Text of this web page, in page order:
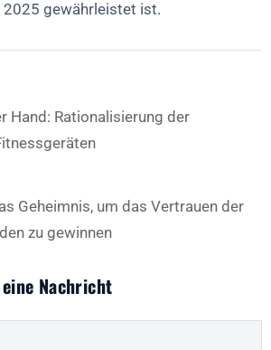
2025 gewährleistet ist.
Hand: Rationalisierung der
Geheimnis, um das Vertrauen der
zu gewinnen
Nachricht